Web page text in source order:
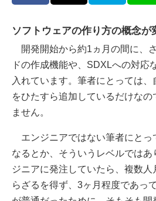
ソフトウェアの作り方の概念が
開発開始から約1ヵ月の間に、
ドの作成機能や、SDXLへの対応
入れています。筆者にとっては
をひたすら追加しているだけなの
ません。
エンジニアではない筆者にとっ
なるとか、そういうレベルでは
ジニアに発注していたら、複数
らざるを得ず、3ヶ月程度であっ